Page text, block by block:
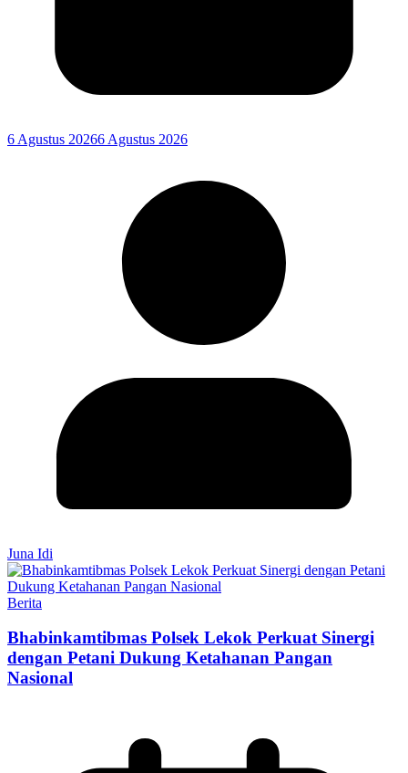
6 Agustus 20266 Agustus 2026
Juna Idi
Berita
Bhabinkamtibmas Polsek Lekok Perkuat Sinergi
dengan Petani Dukung Ketahanan Pangan
Nasional